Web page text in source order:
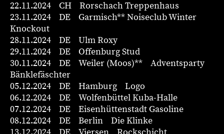
22.11.2024 CH Rorschach Treppenhaus
23.11.2024 DE Garmisch** Noiseclub Winter
Knockout
28.11.2024 DE Ulm Roxy
29.11.2024 DE Offenburg Stud
30.11.2024 DE Weiler (Moos)** Adventsparty
Bänklefäschter
05.12.2024 DE Hamburg Logo
06.12.2024 DE Wolfenbüttel Kuba-Halle
07.12.2024 DE Eisenhüttenstadt Gasoline
08.12.2024 DE Berlin Die Klinke